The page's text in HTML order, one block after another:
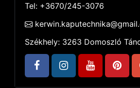
Tel: +3670/245-3076
Székhely: 3263 Domoszló